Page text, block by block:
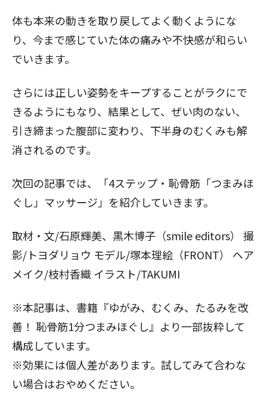
体も本来の動きを取り戻してよく動くようにな
り、今まで感じていた体の痛みや不快感が和らい
でいきます。
さらには正しい姿勢をキープすることがラクにで
きるようにもなり、結果として、ぜい肉のない、
引き締まった腹部に変わり、下半身のむくみも解
消されるのです。
次回の記事では、「4ステップ・恥骨筋「つまみほ
ぐし」マッサージ 」を紹介していきます。
取材・文/石原輝美、黒木博子（smile editors） 撮
影/トヨダリョウ モデル/塚本理絵（FRONT） ヘア
メイク/枝村香織 イラスト/TAKUMI
※本記事は、書籍『ゆがみ、むくみ、たるみを改
善！ 恥骨筋1分つまみほぐし』より一部抜粋して
構成しています。
※効果には個人差があります。試してみて合わな
い場合はおやめください。